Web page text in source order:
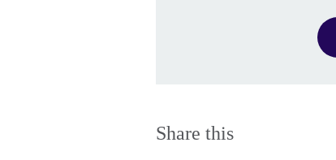
Share this